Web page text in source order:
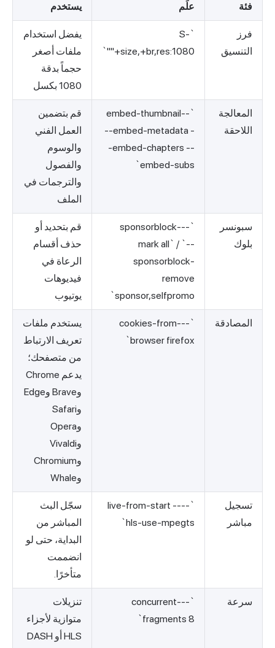
فئة علَم يستخدم
فرز
التنسيق
`-S
"+size,+br,res:1080"`
يفضل استخدام
ملفات أصغر
حجماً بدقة
1080 بكسل
المعالجة
اللاحقة
`--embed-thumbnail
--embed-metadata -
-embed-chapters --
embed-subs`
قم بتضمين
العمل الفني
والوسوم
والفصول
والترجمات في
الملف
سبونسر
بلوك
`--sponsorblock-
mark all` / `--
sponsorblock-
remove
sponsor,selfpromo`
قم بتحديد أو
حذف أقسام
الرعاة في
فيديوهات
يوتيوب
المصادقة
`--cookies-from-
browser firefox`
يستخدم ملفات
تعريف الارتباط
من متصفحك؛
يدعم Chrome
وBrave وEdge
وSafari
وOpera
وVivaldi
وChromium
وWhale
تسجيل
مباشر
`--live-from-start --
hls-use-mpegts`
سجّل البث
المباشر من
البداية، حتى لو
انضممت
متأخرًا.
سرعة
`--concurrent-
fragments 8`
تنزيلات
متوازية لأجزاء
HLS أو DASH